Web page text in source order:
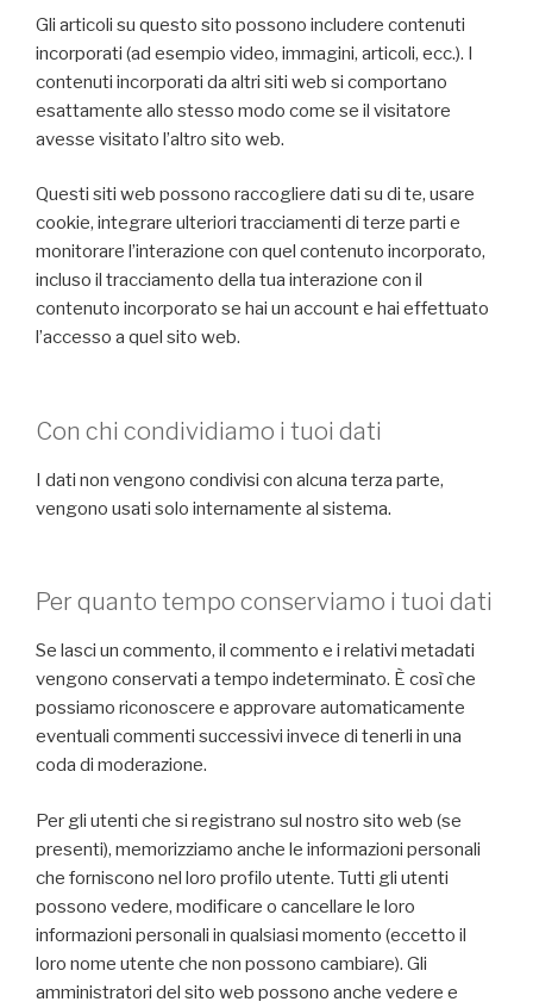
Gli articoli su questo sito possono includere contenuti
incorporati (ad esempio video, immagini, articoli, ecc.). I
contenuti incorporati da altri siti web si comportano
esattamente allo stesso modo come se il visitatore
avesse visitato l’altro sito web.
Questi siti web possono raccogliere dati su di te, usare
cookie, integrare ulteriori tracciamenti di terze parti e
monitorare l’interazione con quel contenuto incorporato,
incluso il tracciamento della tua interazione con il
contenuto incorporato se hai un account e hai effettuato
l’accesso a quel sito web.
Con chi condividiamo i tuoi dati
I dati non vengono condivisi con alcuna terza parte,
vengono usati solo internamente al sistema.
Per quanto tempo conserviamo i tuoi dati
Se lasci un commento, il commento e i relativi metadati
vengono conservati a tempo indeterminato. È così che
possiamo riconoscere e approvare automaticamente
eventuali commenti successivi invece di tenerli in una
coda di moderazione.
Per gli utenti che si registrano sul nostro sito web (se
presenti), memorizziamo anche le informazioni personali
che forniscono nel loro profilo utente. Tutti gli utenti
possono vedere, modificare o cancellare le loro
informazioni personali in qualsiasi momento (eccetto il
loro nome utente che non possono cambiare). Gli
amministratori del sito web possono anche vedere e